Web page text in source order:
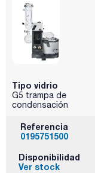
Tipo vidrio
G5 trampa de
condensación
Referencia
0195751500
Disponibilidad
Ver stock